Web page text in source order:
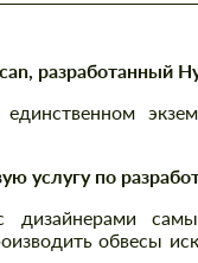
разработанный
услугу по
обвесы